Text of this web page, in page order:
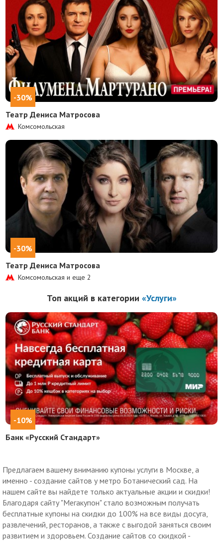
-30%
Театр Дениса Матросова
Комсомольская
-30%
Театр Дениса Матросова
Комсомольская и еще2
Топ акций в категории «Услуги»
-10%
Банк «Русский Стандарт»
Предлагаем вашему вниманию купоны услуги в Москве, а
именно - создание сайтов у метро Ботанический сад. На
нашем сайте вы найдете только актуальные акции и скидки!
Благодаря сайту "Мегакупон" стало возможным получать
бесплатные купоны на скидки до 100% на все виды досуга,
развлечений, ресторанов, а также с выгодой заняться своим
развитием и здоровьем. Создание сайтов со скидкой -